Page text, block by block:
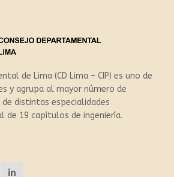
de Lima (CD Lima – CIP) es uno de
y agrupa al mayor número de
distintas especialidades
19 capítulos de ingeniería.